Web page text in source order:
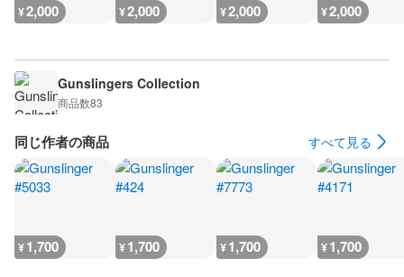
¥2,000 ¥2,000 ¥2,000 ¥2,000
Gunslingers Collection
商品数83
同じ作者の商品 すべて見る
¥1,700 ¥1,700 ¥1,700 ¥1,700